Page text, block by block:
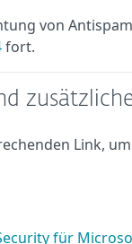
von
fort.
Link,
für